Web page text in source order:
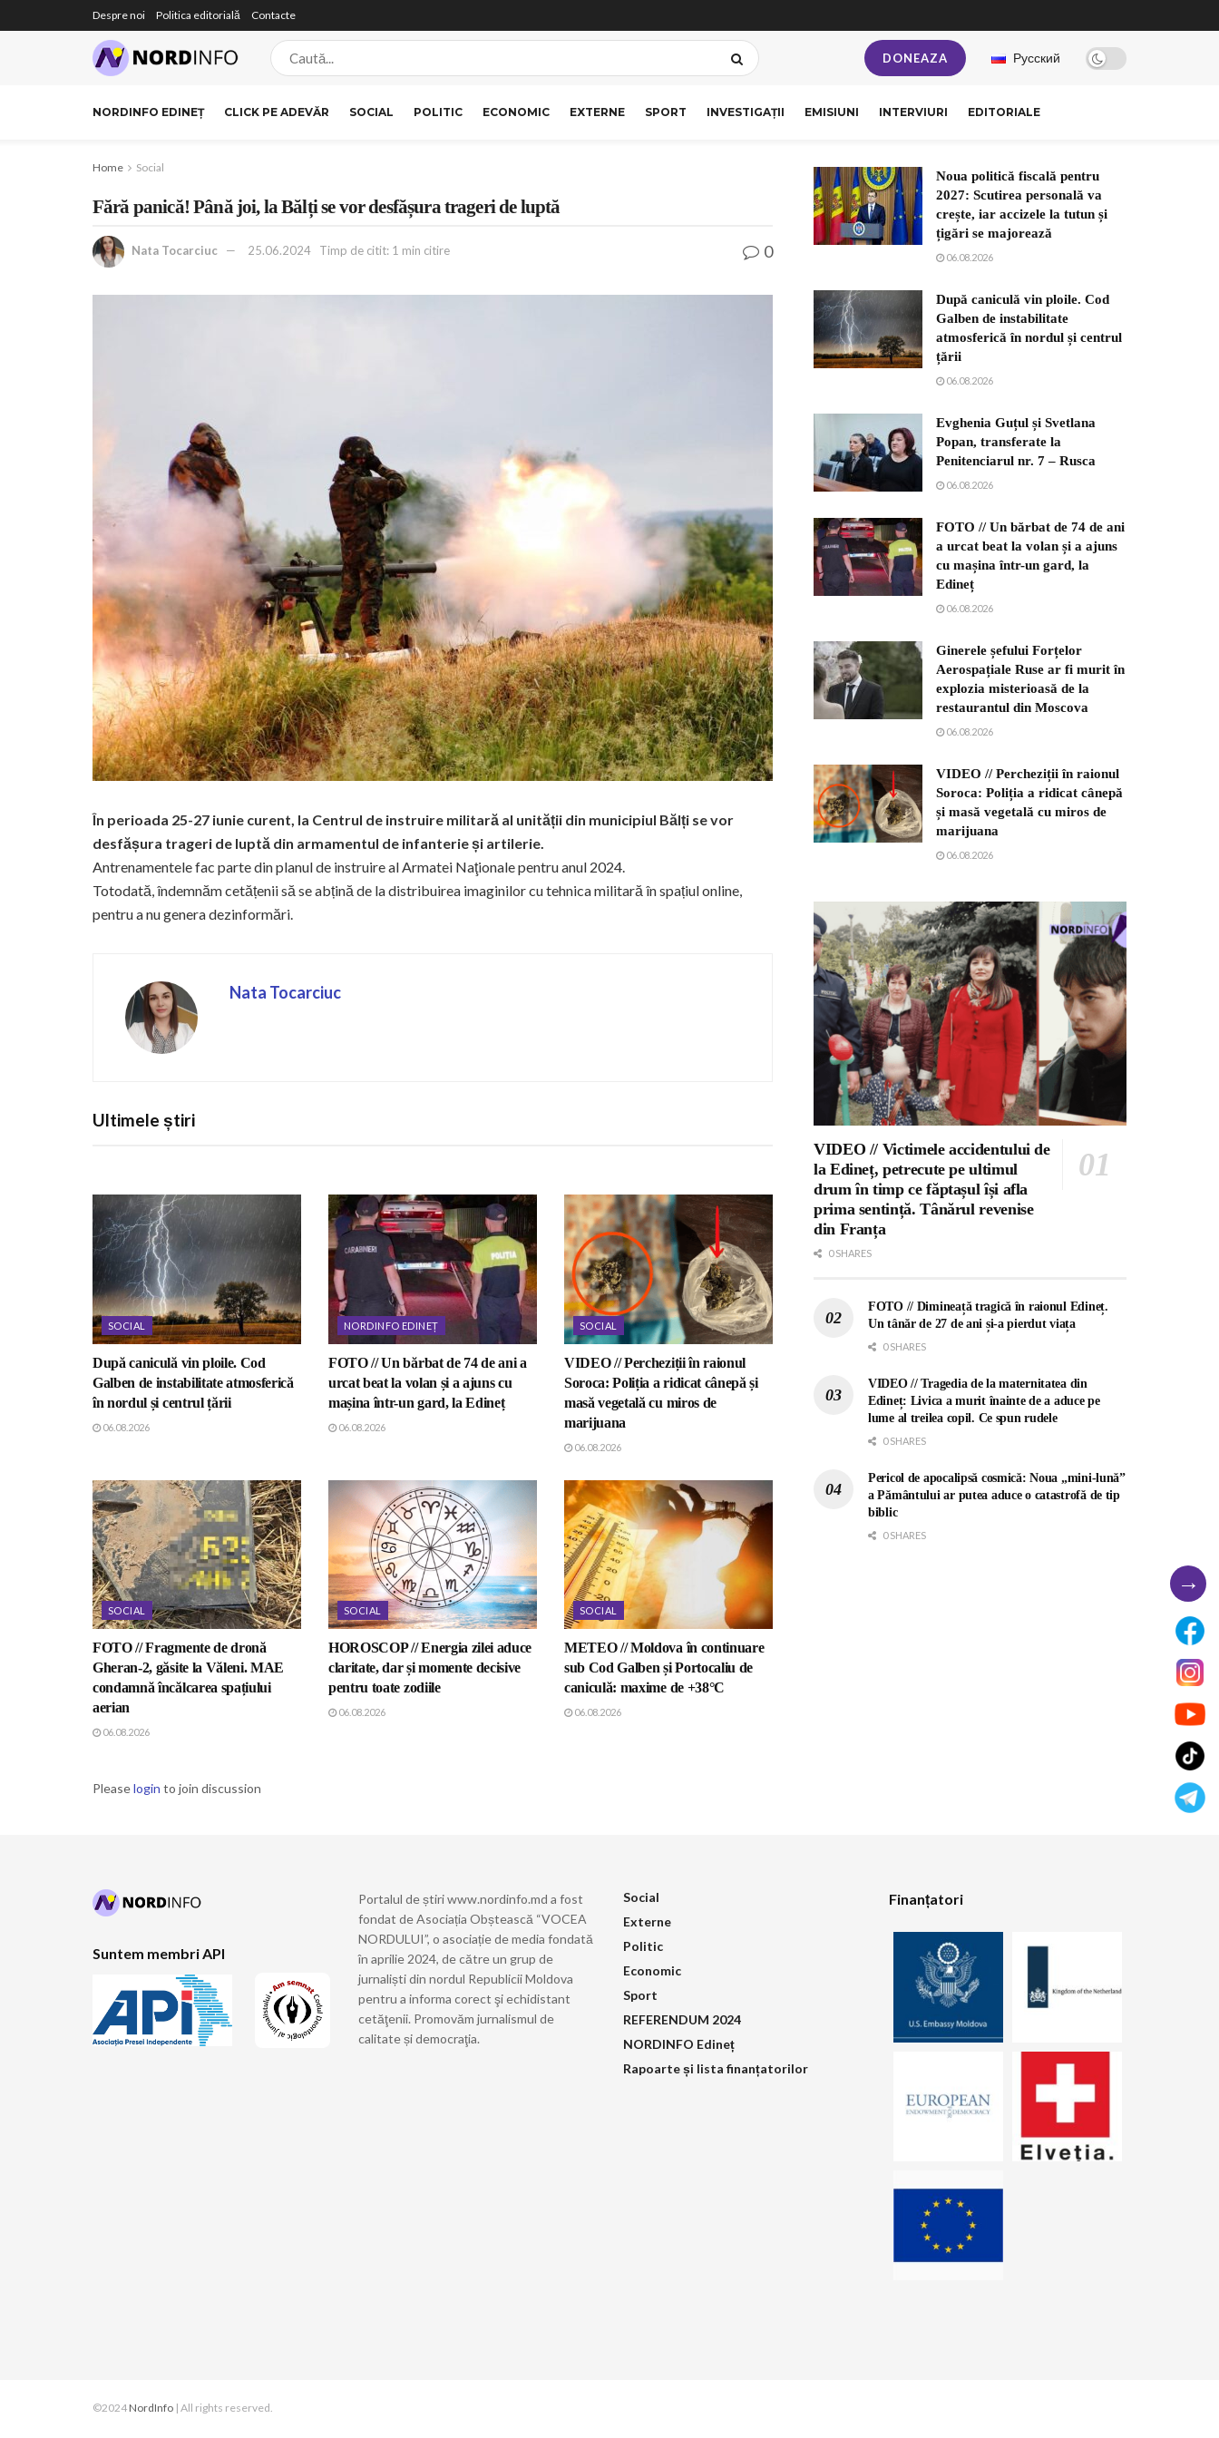
Despre noi Politica editorială Contacte
DONEAZA Русский
NORDINFO EDINEȚ CLICK PE ADEVĂR SOCIAL POLITIC ECONOMIC EXTERNE SPORT INVESTIGAȚII EMISIUNI INTERVIURI EDITORIALE
Home Social
Fără panică! Până joi, la Bălți se vor desfășura trageri de luptă
Nata Tocarciuc 25.06.2024 Timp de citit: 1 min citire 0
În perioada 25-27 iunie curent, la Centrul de instruire militară al unității din municipiul Bălți se vor
desfășura trageri de luptă din armamentul de infanterie și artilerie.
Antrenamentele fac parte din planul de instruire al Armatei Naţionale pentru anul 2024.
Totodată, îndemnăm cetățenii să se abțină de la distribuirea imaginilor cu tehnica militară în spațiul online,
pentru a nu genera dezinformări.
Nata Tocarciuc
Ultimele știri
SOCIAL
După caniculă vin ploile. Cod
Galben de instabilitate atmosferică
în nordul și centrul țării
06.08.2026
NORDINFO EDINEȚ
FOTO // Un bărbat de 74 de ani a
urcat beat la volan și a ajuns cu
mașina într-un gard, la Edineț
06.08.2026
SOCIAL
VIDEO // Percheziții în raionul
Soroca: Poliția a ridicat cânepă și
masă vegetală cu miros de
marijuana
06.08.2026
SOCIAL
FOTO // Fragmente de dronă
Gheran-2, găsite la Văleni. MAE
condamnă încălcarea spațiului
aerian
06.08.2026
SOCIAL
HOROSCOP // Energia zilei aduce
claritate, dar și momente decisive
pentru toate zodiile
06.08.2026
SOCIAL
METEO // Moldova în continuare
sub Cod Galben și Portocaliu de
caniculă: maxime de +38°C
06.08.2026
Pleaselogin to join discussion
Noua politică fiscală pentru
2027: Scutirea personală va
crește, iar accizele la tutun și
țigări se majorează
06.08.2026
După caniculă vin ploile. Cod
Galben de instabilitate
atmosferică în nordul și centrul
țării
06.08.2026
Evghenia Guțul și Svetlana
Popan, transferate la
Penitenciarul nr. 7 – Rusca
06.08.2026
FOTO // Un bărbat de 74 de ani
a urcat beat la volan și a ajuns
cu mașina într-un gard, la
Edineț
06.08.2026
Ginerele șefului Forțelor
Aerospațiale Ruse ar fi murit în
explozia misterioasă de la
restaurantul din Moscova
06.08.2026
VIDEO // Percheziții în raionul
Soroca: Poliția a ridicat cânepă
și masă vegetală cu miros de
marijuana
06.08.2026
VIDEO // Victimele accidentului de
la Edineț, petrecute pe ultimul
drum în timp ce făptașul își afla
prima sentință. Tânărul revenise
din Franța
0 SHARES
FOTO // Dimineață tragică în raionul Edineț.
Un tânăr de 27 de ani și-a pierdut viața
0 SHARES
VIDEO // Tragedia de la maternitatea din
Edineț: Livica a murit înainte de a aduce pe
lume al treilea copil. Ce spun rudele
0 SHARES
Pericol de apocalipsă cosmică: Noua „mini-lună”
a Pământului ar putea aduce o catastrofă de tip
biblic
0 SHARES
Suntem membri API
Portalul de știri www.nordinfo.md a fost
fondat de Asociația Obștească “VOCEA
NORDULUI”, o asociație de media fondată
în aprilie 2024, de către un grup de
jurnaliști din nordul Republicii Moldova
pentru a informa corect şi echidistant
cetăţenii. Promovăm jurnalismul de
calitate și democraţia.
Social
Externe
Politic
Economic
Sport
REFERENDUM 2024
NORDINFO Edineț
Rapoarte și lista finanțatorilor
Finanțatori
©2024 NordInfo | All rights reserved.
→